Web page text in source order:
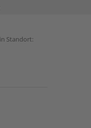
Standort: